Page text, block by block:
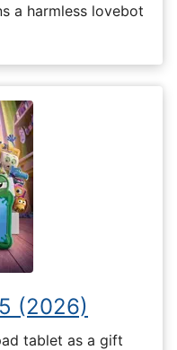
a harmless lovebot
(2026)
tablet as a gift